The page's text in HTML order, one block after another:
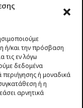
ή/και την πρόσβαση
τις εν λόγω
δεδομένα
ή μοναδικά
ή η
αρνητικά